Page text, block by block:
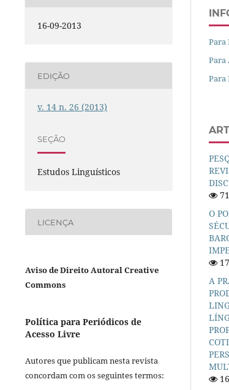
16-09-2013
EDIÇÃO
v. 14 n. 26 (2013)
SEÇÃO
Estudos Linguísticos
LICENÇA
Aviso de Direito Autoral Creative
Commons
Política para Periódicos de
Acesso Livre
Autores que publicam nesta revista
concordam com os seguintes termos:
Para
Para
Para
O
A